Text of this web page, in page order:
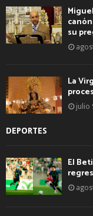
su
La
julio
DEPORTES
El